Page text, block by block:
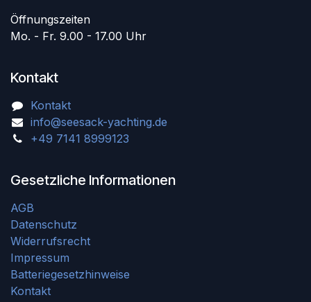
Öffnungszeiten
Mo. - Fr. 9.00 - 17.00 Uhr
Kontakt
Kontakt
info@seesack-yachting.de
+49 7141 8999123
Gesetzliche Informationen
AGB
Datenschutz
Widerrufsrecht
Impressum
Batteriegesetzhinweise
Kontakt